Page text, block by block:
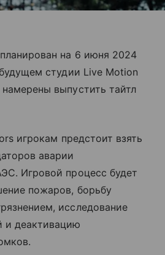
на 6 июня 2024
студии Live Motion
выпустить тайтл
игрокам предстоит взять
аварии
Игровой процесс будет
пожаров, борьбу
исследование
и деактивацию